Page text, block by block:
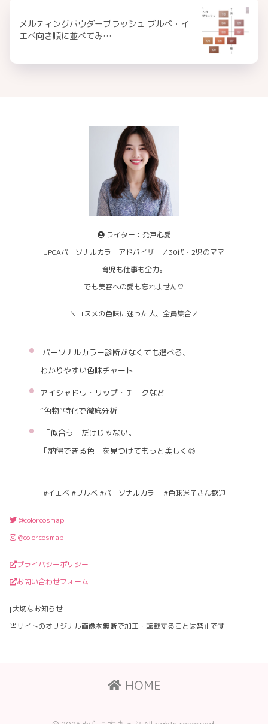
メルティングパウダーブラッシュ ブルベ・イ
エベ向き順に並べてみ…
ライター：発戸心愛
JPCAパーソナルカラーアドバイザー／30代・2児のママ
育児も仕事も全力。
でも美容への愛も忘れません♡
＼コスメの色味に迷った人、全員集合／
パーソナルカラー診断がなくても選べる、
わかりやすい色味チャート
アイシャドウ・リップ・チークなど
“色物”特化で徹底分析
「似合う」だけじゃない。
「納得できる色」を見つけてもっと美しく◎
#イエベ #ブルベ #パーソナルカラー #色味迷子さん歓迎
@colorcosmap
@colorcosmap
プライバシーポリシー
お問い合わせフォーム
[大切なお知らせ]
当サイトのオリジナル画像を無断で加工・転載することは禁止です
HOME